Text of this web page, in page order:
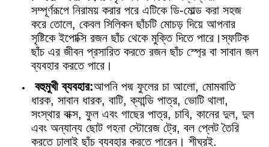
সম্পূর্ণরূপে নিরাময় করার পরে এটিকে ডি-মোল্ড করা সহজ
করে তোলে, কেবল সিলিকন ছাঁচটি মোচড় দিয়ে আপনার
সৃষ্টিকে ইপোক্সি রজন ছাঁচ থেকে মুক্তি দিতে পারে।স্ফটিক
ছাঁচ এর জীবন প্রসারিত করতে রজন ছাঁচ স্প্রে বা সাবান জল
ব্যবহার করতে পারে।
বহুমুখী ব্যবহার:আপনি পদ্ম ফুলের চা আলো, মোমবাতি
ধারক, সাবান ধারক, বাটি, ক্যান্ডি পাত্র, ভোটি থালা,
সংস্থার বাক্স, ফুল এবং গাছের পাত্র, চাবি, কানের দুল, দুল
এবং অন্যান্য ছোট গহনা স্টোরেজ ট্রে, বল প্লেট তৈরি
করতে ঢালাই ছাঁচ ব্যবহার করতে পারেন। শীঘ্রই.